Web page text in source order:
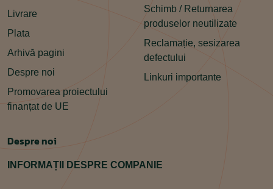
Livrare
Plata
Arhivă pagini
Despre noi
Promovarea proiectului
finanțat de UE
Schimb / Returnarea
produselor neutilizate
Reclamație, sesizarea
defectului
Linkuri importante
Despre noi
INFORMAȚII DESPRE COMPANIE